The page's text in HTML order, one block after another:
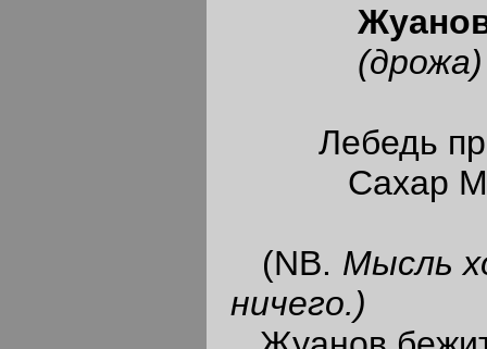
(дрожа)
Лебедь
Сахар
(NB. Мысль
ничего.)